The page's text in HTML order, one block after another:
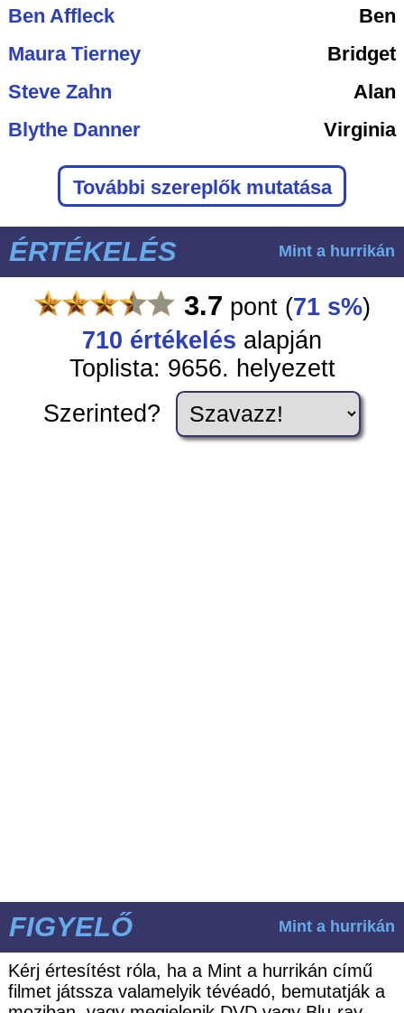
Ben Affleck
Ben
Maura Tierney
Bridget
Steve Zahn
Alan
Blythe Danner
Virginia
További szereplők mutatása
ÉRTÉKELÉS Mint a hurrikán
3.7 pont (71 s%)
710 értékelés alapján
Toplista: 9656. helyezett
Szerinted?
FIGYELŐ Mint a hurrikán
Kérj értesítést róla, ha a Mint a hurrikán című
filmet játssza valamelyik tévéadó, bemutatják a